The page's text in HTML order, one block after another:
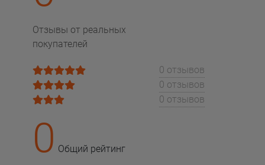
Отзывы от реальных
покупателей
0 отзывов
0 отзывов
0 отзывов
0 Общий рейтинг